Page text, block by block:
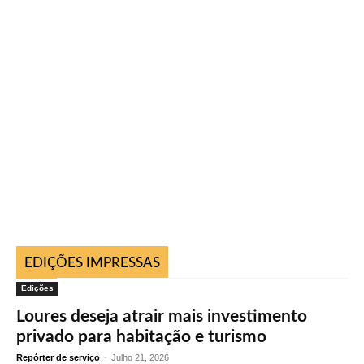
EDIÇÕES IMPRESSAS
Edições
Loures deseja atrair mais investimento
privado para habitação e turismo
Repórter de serviço - Julho 21, 2026